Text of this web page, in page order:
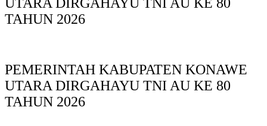
UTARA DIRGAHAYU TNI AU KE 80
TAHUN 2026
PEMERINTAH KABUPATEN KONAWE
UTARA DIRGAHAYU TNI AU KE 80
TAHUN 2026